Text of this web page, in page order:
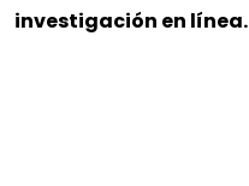
investigación en línea.